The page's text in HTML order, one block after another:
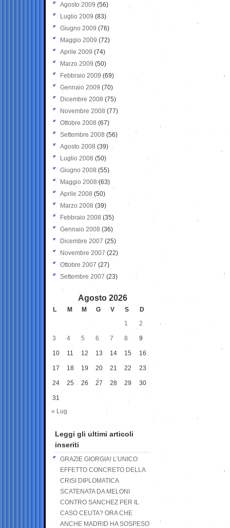
Agosto 2009 (56)
Luglio 2009 (83)
Giugno 2009 (76)
Maggio 2009 (72)
Aprile 2009 (74)
Marzo 2009 (50)
Febbraio 2009 (69)
Gennaio 2009 (70)
Dicembre 2008 (75)
Novembre 2008 (77)
Ottobre 2008 (67)
Settembre 2008 (56)
Agosto 2008 (39)
Luglio 2008 (50)
Giugno 2008 (55)
Maggio 2008(63)
Aprile 2008 (50)
Marzo 2008 (39)
Febbraio 2008 (35)
Gennaio 2008 (36)
Dicembre 2007 (25)
Novembre 2007 (22)
Ottobre 2007 (27)
Settembre 2007 (23)
Agosto 2026
L M M G V S
D
1
2
3 4 5 6 7 8 9
10 11 12 13 14 15 16
17 18 19 20 21 22 23
24 25 26 27 28 29 30
31
« Lug
Leggi gli ultimi articoli
inseriti
GRAZIE GIORGIA! L’UNICO
EFFETTO CONCRETO DELLA
CRISI DIPLOMATICA
SCATENATA DA MELONI
CONTRO SANCHEZ PER IL
CASO CEUTA? ORA CHE
ANCHE MADRID HA SOSPESO